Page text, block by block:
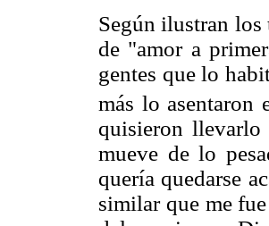
Según ilustran los
de "amor a
gentes que lo
más lo
quisieron
mueve de lo
quería quedarse
similar que me